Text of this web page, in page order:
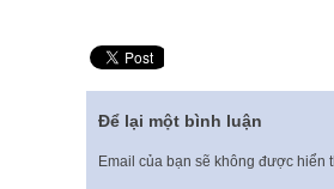
Để lại một bình luận
Email của bạn sẽ không được hiển